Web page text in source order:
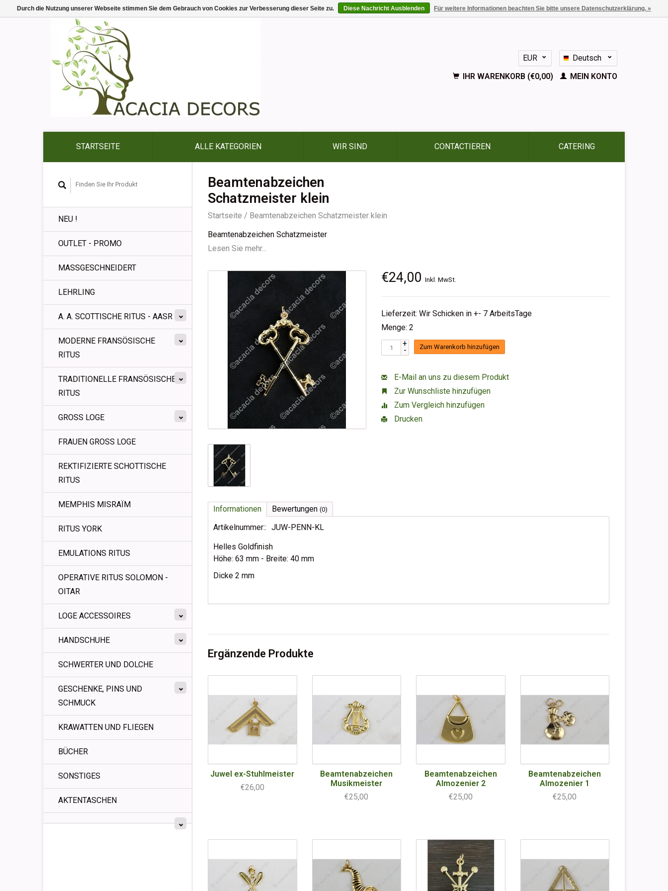
EUR
GBP
Deutsch
Nederlands
English
IHR WARENKORB (€0,00) MEIN KONTO
STARTSEITE ALLE KATEGORIEN WIR SIND CONTACTIEREN CATERING
NEU !
OUTLET - PROMO
MASSGESCHNEIDERT
LEHRLING
A. A. SCOTTISCHE RITUS - AASR
MODERNE FRANSÖSISCHE
RITUS
TRADITIONELLE FRANSÖSISCHE
RITUS
GROSS LOGE
FRAUEN GROSS LOGE
REKTIFIZIERTE SCHOTTISCHE
RITUS
MEMPHIS MISRAÏM
RITUS YORK
EMULATIONS RITUS
OPERATIVE RITUS SOLOMON -
OITAR
LOGE ACCESSOIRES
HANDSCHUHE
SCHWERTER UND DOLCHE
GESCHENKE, PINS UND
SCHMUCK
KRAWATTEN UND FLIEGEN
BÜCHER
SONSTIGES
AKTENTASCHEN
Beamtenabzeichen
Schatzmeister klein
Startseite / Beamtenabzeichen Schatzmeister klein
Beamtenabzeichen Schatzmeister
Lesen Sie mehr...
€24,00Inkl. MwSt.
Lieferzeit: Wir Schicken in +- 7 ArbeitsTage
Menge: 2
+
- Zum Warenkorb hinzufügen
E-Mail an uns zu diesem Produkt
Zur Wunschliste hinzufügen
Zum Vergleich hinzufügen
Drucken
Informationen Bewertungen (0)
Artikelnummer:: JUW-PENN-KL
Helles Goldfinish
Höhe: 63 mm - Breite: 40 mm
Dicke 2 mm
Ergänzende Produkte
Juwel ex-Stuhlmeister
€26,00
Beamtenabzeichen
Musikmeister
€25,00
Beamtenabzeichen
Almozenier 2
€25,00
Beamtenabzeichen
Almozenier 1
€25,00
Durch die Nutzung unserer Webseite stimmen Sie dem Gebrauch von Cookies zur Verbesserung dieser Seite zu. Diese Nachricht Ausblenden Für weitere Informationen beachten Sie bitte unsere Datenschutzerklärung. »